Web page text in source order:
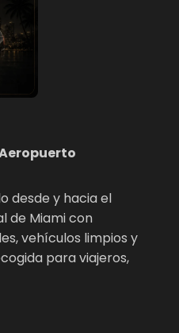
desde y hacia el
de Miami con
vehículos limpios y
para viajeros,